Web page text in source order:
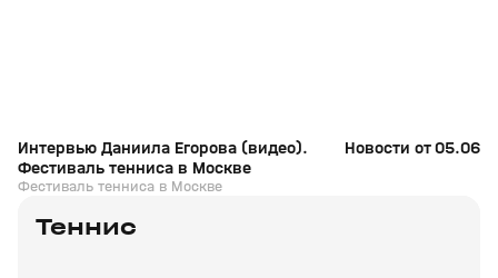
Интервью Даниила Егорова (видео).
Фестиваль тенниса в Москве
Фестиваль тенниса в Москве
Новости от
Теннис